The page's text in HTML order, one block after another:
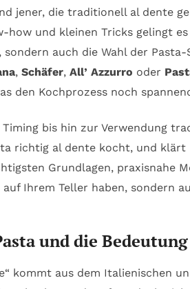
jener, die traditionell al dente
how und kleinen Tricks gelingt
auch die Wahl der
, Schäfer, All’ Azzurro oder
den Kochprozess noch
bis hin zur Verwendung
richtig al dente kocht, und
Grundlagen, praxisnahe
Ihrem Teller haben, sondern
und die
kommt aus dem Italienischen